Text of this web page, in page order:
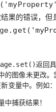
返回
的图像未更改
变量中。例如：
捕获结果！